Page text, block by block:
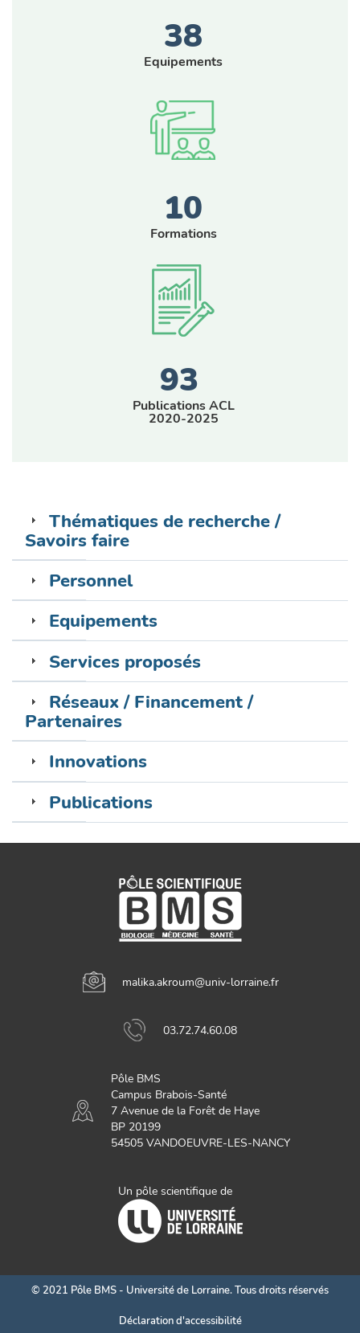
38
Equipements
10
Formations
93
Publications ACL
2020-2025
Thématiques de recherche /
Savoirs faire
Personnel
Equipements
Services proposés
Réseaux / Financement /
Partenaires
Innovations
Publications
malika.akroum@univ-lorraine.fr
03.72.74.60.08
Pôle BMS
Campus Brabois-Santé
7 Avenue de la Forêt de Haye
BP 20199
54505 VANDOEUVRE-LES-NANCY
Un pôle scientifique de
© 2021 Pôle BMS - Université de Lorraine. Tous droits réservés
Déclaration d'accessibilité